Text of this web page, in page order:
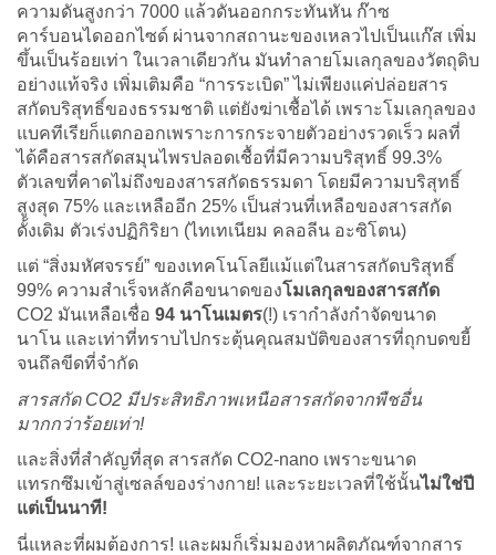
ความดันสูงกว่า 7000 แล้วดันออกกระทันหัน ก๊าซ
คาร์บอนไดออกไซด์ ผ่านจากสถานะของเหลวไปเป็นแก๊ส เพิ่ม
ขึ้นเป็นร้อยเท่า ในเวลาเดียวกัน มันทำลายโมเลกุลของวัตถุดิบ
อย่างแท้จริง เพิ่มเติมคือ “การระเบิด” ไม่เพียงแค่ปล่อยสาร
สกัดบริสุทธิ์ของธรรมชาติ แต่ยังฆ่าเชื้อได้ เพราะโมเลกุลของ
แบคทีเรียก็แตกออกเพราะการกระจายตัวอย่างรวดเร็ว ผลที่
ได้คือสารสกัดสมุนไพรปลอดเชื้อที่มีความบริสุทธิ์ 99.3%
ตัวเลขที่คาดไม่ถึงของสารสกัดธรรมดา โดยมีความบริสุทธิ์
สูงสุด 75% และเหลืออีก 25% เป็นส่วนที่เหลือของสารสกัด
ดั้งเดิม ตัวเร่งปฏิกิริยา (ไทเทเนียม คลอลีน อะซิโตน)
แต่ “สิ่งมหัศจรรย์” ของเทคโนโลยีแม้แต่ในสารสกัดบริสุทธิ์
99% ความสำเร็จหลักคือขนาดของโมเลกุลของสารสกัด
CO2 มันเหลือเชื่อ 94 นาโนเมตร(!) เรากำลังกำจัดขนาด
นาโน และเท่าที่ทราบไปกระตุ้นคุณสมบัติของสารที่ถุกบดขยี้
จนถึลขีดที่จำกัด
สารสกัด CO2 มีประสิทธิภาพเหนือสารสกัดจากพืชอื่น
มากกว่าร้อยเท่า!
และสิ่งที่สำคัญที่สุด สารสกัด CO2-nano เพราะขนาด
แทรกซึมเข้าสู่เซลล์ของร่างกาย! และระยะเวลที่ใช้นั้นไม่ใช่ปี
แต่เป็นนาที!
นี่แหละที่ผมต้องการ! และผมก็เริ่มมองหาผลิตภัณฑ์จากสาร